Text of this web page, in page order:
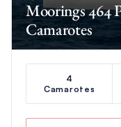
Moorings 464
Camarotes
4
Camarotes